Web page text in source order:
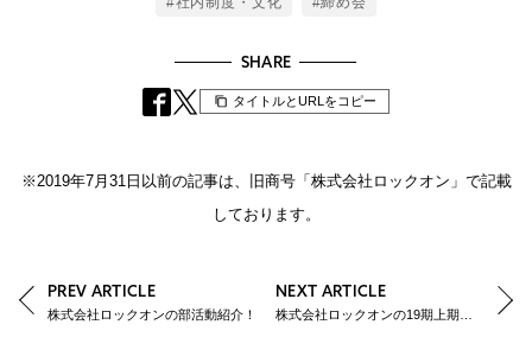
SHARE
タイトルとURLをコピー
※2019年7月31日以前の記事は、旧商号「株式会社ロックオン」で記載
しております。
PREV ARTICLE
株式会社ロックオンの部活動紹介！
NEXT ARTICLE